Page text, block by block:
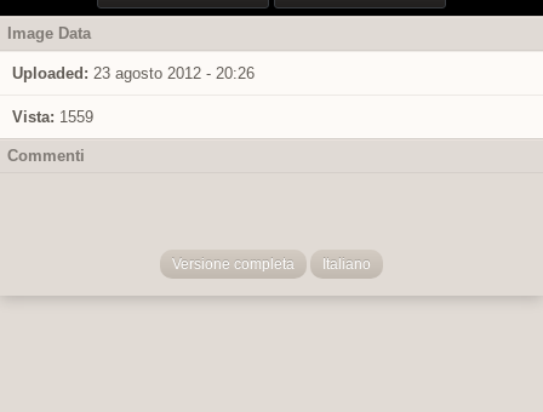
Image Data
Uploaded: 23 agosto 2012 - 20:26
Vista: 1559
Commenti
Versione completa Italiano